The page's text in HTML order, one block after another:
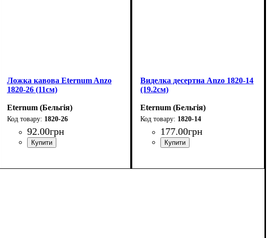
Ложка кавова Eternum Anzo
1820-26 (11см)
Eternum (Бельгія)
1820-26
92.00грн
Виделка десертна Anzo 1820-14
(19.2см)
Eternum (Бельгія)
1820-14
177.00грн